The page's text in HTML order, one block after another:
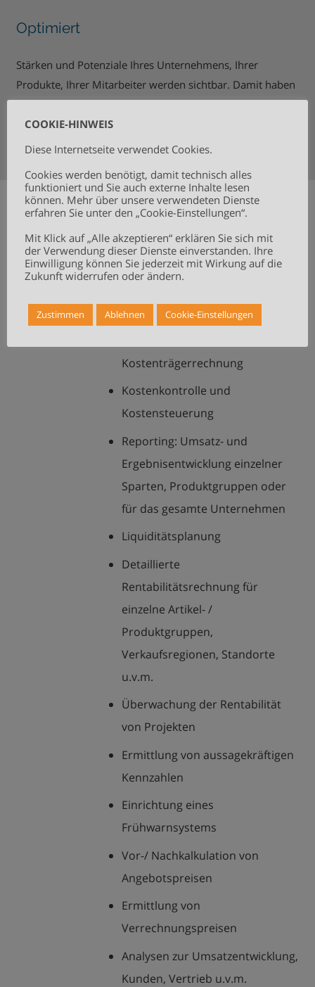
Optimiert
Stärken und Potenziale Ihres Unternehmens, Ihrer
Produkte, Ihrer Mitarbeiter werden sichtbar. Damit haben
Sie die Hebel, um Prozesse zu optimieren.
Diese Controlling-Instrumente
können Sie nutzen
Planung und Forecast von
Umsatz, Kosten und Ergebnis
Budgetierung
Kostenträgerrechnung
Kostenkontrolle und
Kostensteuerung
Reporting: Umsatz- und
Ergebnisentwicklung einzelner
Sparten, Produktgruppen oder
für das gesamte Unternehmen
Liquiditätsplanung
Detaillierte
Rentabilitätsrechnung für
einzelne Artikel- /
Produktgruppen,
Verkaufsregionen, Standorte
u.v.m.
Überwachung der Rentabilität
von Projekten
Ermittlung von aussagekräftigen
Kennzahlen
Einrichtung eines
Frühwarnsystems
Vor-/ Nachkalkulation von
Angebotspreisen
Ermittlung von
Verrechnungspreisen
Analysen zur Umsatzentwicklung,
Kunden, Vertrieb u.v.m.
COOKIE-HINWEIS
Diese Internetseite verwendet Cookies.
Cookies werden benötigt, damit technisch alles
funktioniert und Sie auch externe Inhalte lesen
können. Mehr über unsere verwendeten Dienste
erfahren Sie unter den „Cookie-Einstellungen“.
Mit Klick auf „Alle akzeptieren“ erklären Sie sich mit
der Verwendung dieser Dienste einverstanden. Ihre
Einwilligung können Sie jederzeit mit Wirkung auf die
Zukunft widerrufen oder ändern.
Zustimmen Ablehnen Cookie-Einstellungen